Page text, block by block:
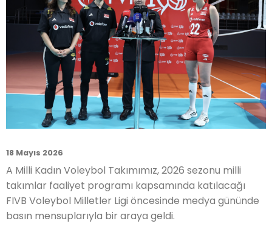
18 Mayıs 2026
A Milli Kadın Voleybol Takımımız, 2026 sezonu milli
takımlar faaliyet programı kapsamında katılacağı
FIVB Voleybol Milletler Ligi öncesinde medya gününde
basın mensuplarıyla bir araya geldi.